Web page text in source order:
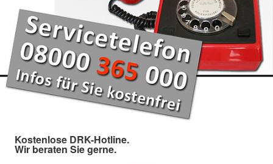
Kostenlose DRK-Hotline.
Wir beraten Sie gerne.